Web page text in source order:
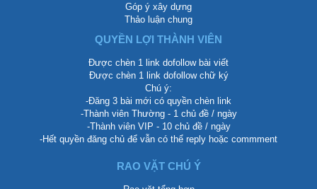
Góp ý xây dựng
Thảo luận chung
QUYỀN LỢI THÀNH VIÊN
Được chèn 1 link dofollow bài viết
Được chèn 1 link dofollow chữ ký
Chú ý:
-Đăng 3 bài mới có quyền chèn link
-Thành viên Thường - 1 chủ đề / ngày
-Thành viên VIP - 10 chủ đề / ngày
-Hết quyền đăng chủ để vẫn có thể reply hoặc commment
RAO VẶT CHÚ Ý